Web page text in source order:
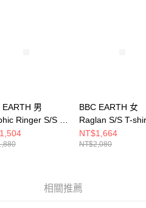
EARTH 男
Ringer S/S T-
袖上衣 CREAM
BBC EARTH 女
Raglan S/S T-
袖上衣 IVORY
BEFISCQ07400
NT$1,664
NT$2,080
相關推薦